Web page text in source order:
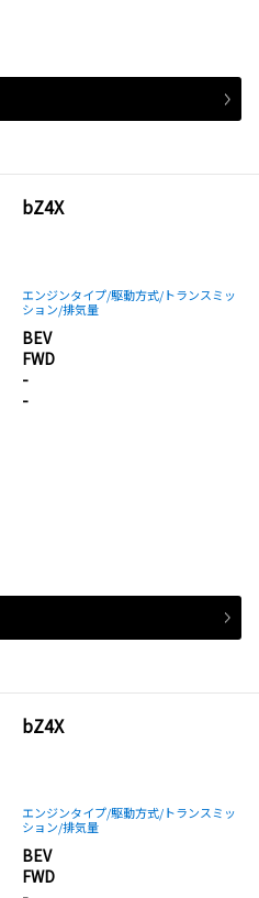
bZ4X
エンジンタイプ/駆動方式/トランスミッ
ション/排気量
BEV
FWD
-
-
bZ4X
エンジンタイプ/駆動方式/トランスミッ
ション/排気量
BEV
FWD